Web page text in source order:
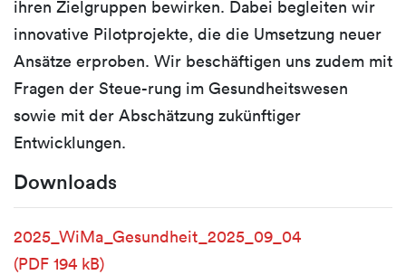
ihren Zielgruppen bewirken. Dabei begleiten wir
innovative Pilotprojekte, die die Umsetzung neuer
Ansätze erproben. Wir beschäftigen uns zudem mit
Fragen der Steue-rung im Gesundheitswesen
sowie mit der Abschätzung zukünftiger
Entwicklungen.
Downloads
2025_WiMa_Gesundheit_2025_09_04
(PDF 194 kB)